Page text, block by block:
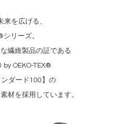
を広げる、
リーズ。
繊維製品の証である
by OEKO-TEX®
ダード100】の
材を採用しています。